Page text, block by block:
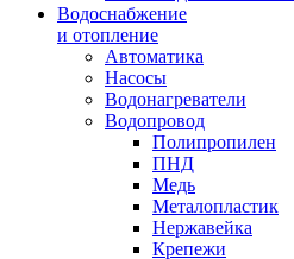
Водоснабжение
и отопление
Автоматика
Насосы
Водонагреватели
Водопровод
Полипропилен
ПНД
Медь
Металопластик
Нержавейка
Крепежи